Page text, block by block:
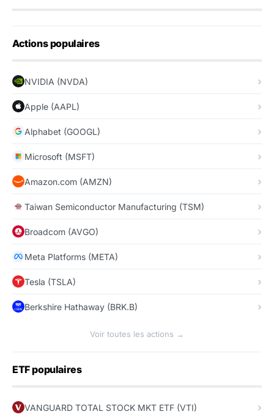
Actions populaires
NVIDIA (NVDA)
Apple (AAPL)
Alphabet (GOOGL)
Microsoft (MSFT)
Amazon.com (AMZN)
Taiwan Semiconductor Manufacturing (TSM)
Broadcom (AVGO)
Meta Platforms (META)
Tesla (TSLA)
Berkshire Hathaway (BRK.B)
Voir toutes les actions →
ETF populaires
VANGUARD TOTAL STOCK MKT ETF (VTI)